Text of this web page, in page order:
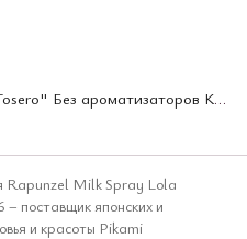
Мист для объема волос КАО "Tosero" Без ароматизаторов Kao Cape soft style 140 г (291707)